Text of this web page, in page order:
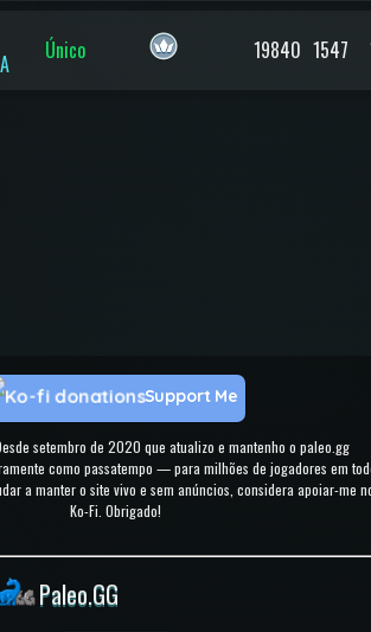
Único 19840 1547
setembro de 2020 que atualizo e mantenho o paleo.gg
como passatempo — para milhões de jogadores em
a manter o site vivo e sem anúncios, considera apoiar-me
Ko-Fi. Obrigado!
Support Me
Paleo.GG